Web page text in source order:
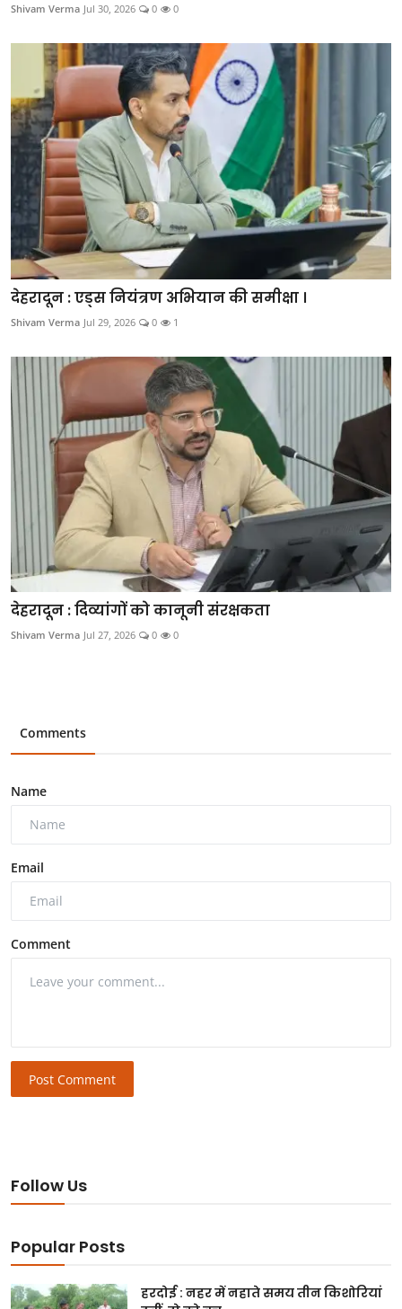
Shivam Verma Jul 30, 2026 0 0
देहरादून : एड्स नियंत्रण अभियान की समीक्षा ।
Shivam Verma Jul 29, 2026 0 1
देहरादून : दिव्यांगों को कानूनी संरक्षकता
Shivam Verma Jul 27, 2026 0 0
Comments
Name
Email
Comment
Post Comment
Follow Us
Popular Posts
हरदोई : नहर में नहाते समय तीन किशोरियां